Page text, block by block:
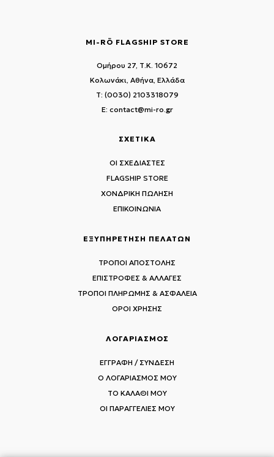
MI-RŌ FLAGSHIP STORE
Ομήρου 27, Τ.Κ. 10672
Κολωνάκι, Αθήνα, Ελλάδα
T: (0030) 2103318079
E: contact@mi-ro.gr
ΣΧΕΤΙΚΑ
ΟΙ ΣΧΕΔΙΑΣΤΕΣ
FLAGSHIP STORE
ΧΟΝΔΡΙΚΗ ΠΩΛΗΣΗ
ΕΠΙΚΟΙΝΩΝΙΑ
ΕΞΥΠΗΡΕΤΗΣΗ ΠΕΛΑΤΩΝ
ΤΡΟΠΟΙ ΑΠΟΣΤΟΛΗΣ
ΕΠΙΣΤΡΟΦΕΣ & ΑΛΛΑΓΕΣ
ΤΡΟΠΟΙ ΠΛΗΡΩΜΗΣ & ΑΣΦΑΛΕΙΑ
ΟΡΟΙ ΧΡΗΣΗΣ
ΛΟΓΑΡΙΑΣΜΟΣ
ΕΓΓΡΑΦΗ / ΣΥΝΔΕΣΗ
Ο ΛΟΓΑΡΙΑΣΜΟΣ ΜΟΥ
ΤΟ ΚΑΛΑΘΙ ΜΟΥ
ΟΙ ΠΑΡΑΓΓΕΛΙΕΣ ΜΟΥ